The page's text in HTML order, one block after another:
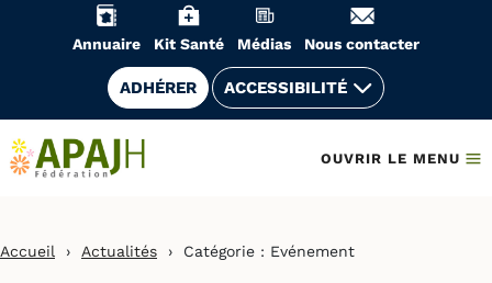
Annuaire Kit Santé Médias Nous contacter
ADHÉRER ACCESSIBILITÉ
OUVRIR LE MENU
Accueil › Actualités › Catégorie : Evénement